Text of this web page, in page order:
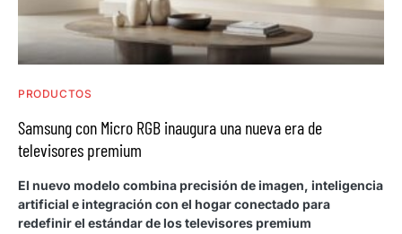
PRODUCTOS
Samsung con Micro RGB inaugura una nueva era de
televisores premium
El nuevo modelo combina precisión de imagen, inteligencia
artificial e integración con el hogar conectado para
redefinir el estándar de los televisores premium